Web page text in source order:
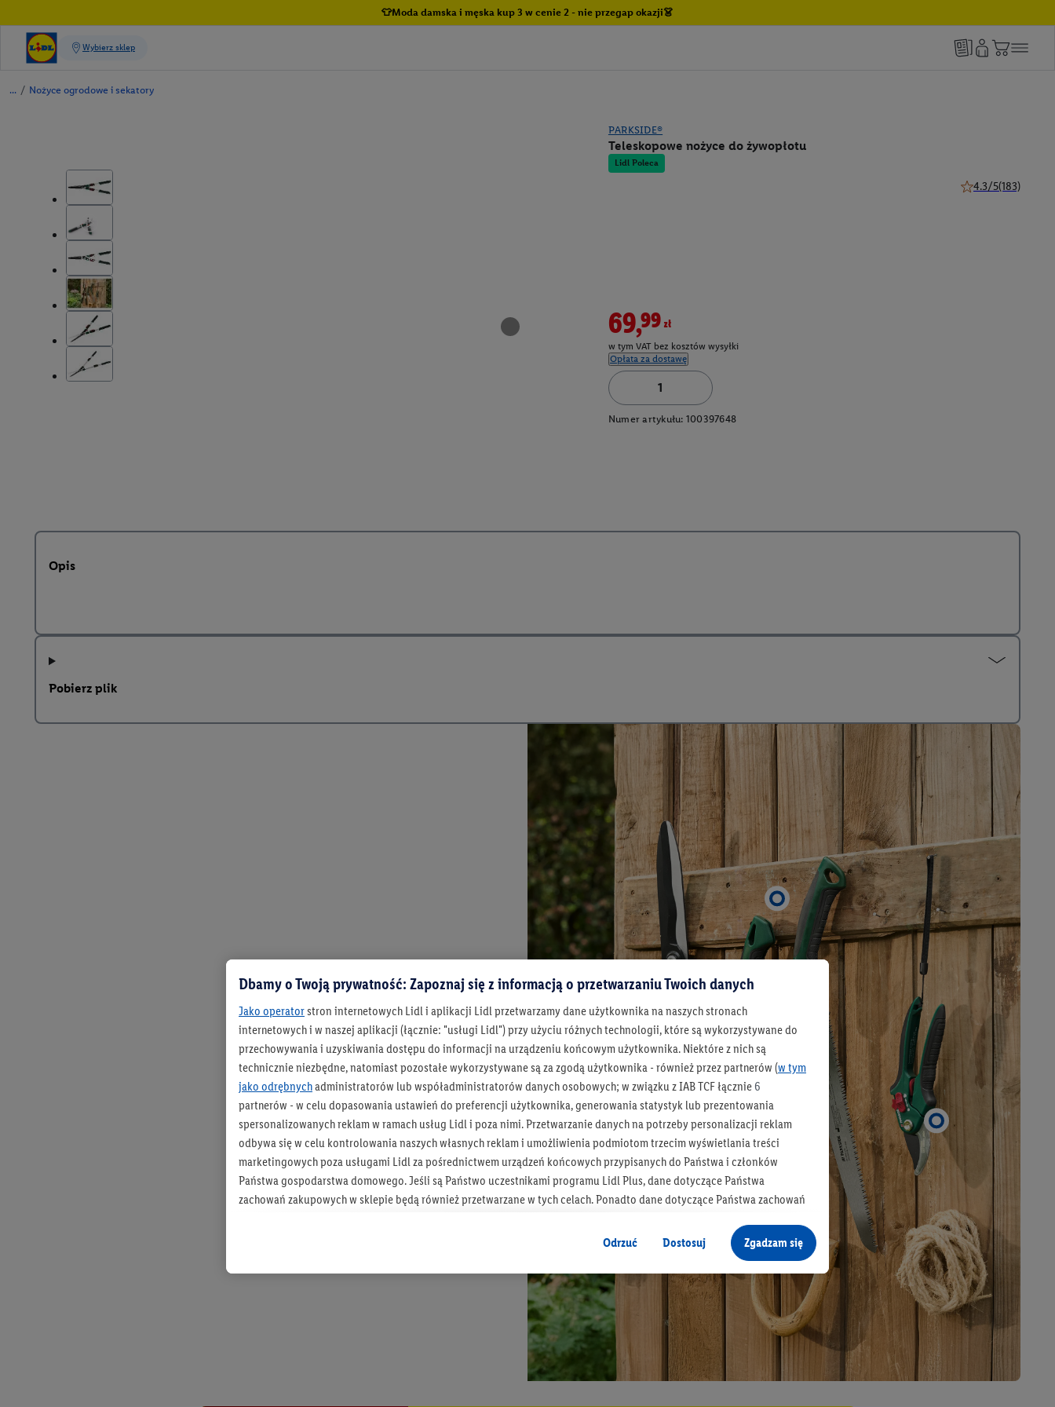
👕Moda damska i męska kup 3 w cenie 2 - nie przegap okazji👗
/ Nożyce ogrodowe i sekatory
PARKSIDE®
Teleskopowe nożyce do żywopłotu
Lidl Poleca
4.3/5(183)
69,99zł
w tym VAT bez kosztów wysyłki
Opłata za dostawę
Numer artykułu: 100397648
Opis
Pobierz plik
Dbamy o Twoją prywatność: Zapoznaj się z informacją o przetwarzaniu Twoich danych
Jako operatorstron internetowych Lidl i aplikacji Lidl przetwarzamy dane użytkownika na naszych stronach
internetowych i w naszej aplikacji (łącznie: "usługi Lidl") przy użyciu różnych technologii, które są wykorzystywane do
przechowywania i uzyskiwania dostępu do informacji na urządzeniu końcowym użytkownika. Niektóre z nich są
technicznie niezbędne, natomiast pozostałe wykorzystywane są za zgodą użytkownika - również przez partnerów (w tym
jako odrębnychadministratorów lub współadministratorów danych osobowych; w związku z IAB TCF łącznie 6
partnerów - w celu dopasowania ustawień do preferencji użytkownika, generowania statystyk lub prezentowania
spersonalizowanych reklam w ramach usług Lidl i poza nimi. Przetwarzanie danych na potrzeby personalizacji reklam
odbywa się w celu kontrolowania naszych własnych reklam i umożliwienia podmiotom trzecim wyświetlania treści
marketingowych poza usługami Lidl za pośrednictwem urządzeń końcowych przypisanych do Państwa i członków
Państwa gospodarstwa domowego. Jeśli są Państwo uczestnikami programu Lidl Plus, dane dotyczące Państwa
zachowań zakupowych w sklepie będą również przetwarzane w tych celach. Ponadto dane dotyczące Państwa zachowań
jako niezależny administrator danych
Tworzenie spersonalizowanych reklam opiera się na generowaniu profili, które są również wzbogacane o dane z innych
usług. Obejmuje to łączenie danych (np. dotyczących korzystania z usług Lidl, zachowań zakupowych w usługach Lidl,
informacji z konta klienta - np. wieku lub płci - a także dokładnych danych dotyczących lokalizacji), również przez różne
urządzenia końcowe i usługi Lidl, w tym przechowywanie lub uzyskiwanie dostępu do informacji na urządzeniach
końcowych w celu tworzenia grup docelowych (tzw. segmentów). W związku z personalizacją treści marketingowych,
przetwarzanie odbywa się również w celu pomiaru wydajności/skuteczności reklamy, badania grup docelowych,
Odrzuć Dostosuj Zgadzam się